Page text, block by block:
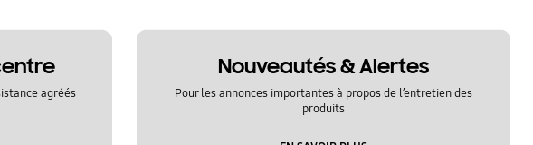
agréés
Nouveautés & Alertes
Pour les annonces importantes à propos de l’entretien des
produits